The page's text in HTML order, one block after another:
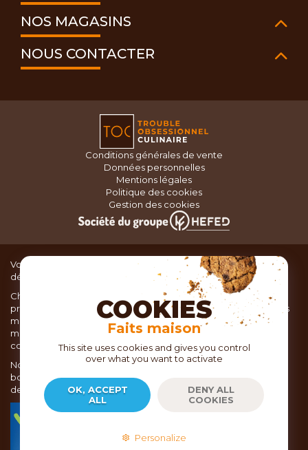
NOS MAGASINS
NOUS CONTACTER
Conditions générales de vente
Données personnelles
Mentions légales
Politique des cookies
Gestion des cookies
Vous recherchez du matériel de cuisine pour concocter de
délicieux plats ou des pâtisseries dignes d’un grand chef ?
Chez TOC, boutique d’ustensiles de cuisine, nous vous
proposons une large sélection de produits issus des meilleures
marques de matériel de cuisine: Ustensiles de pâtisserie,
matériel de cuisson, service de table, ustensiles de cuisine,
coutellerie, set picnic.
Nous vous réservons un accueil chaleureux au sein de nos 21
boutiques, mais vous trouverez également tout votre matériel
de cuisine en ligne sur notre site internet toc.fr
commerce et de la vente à distance depuis 2018.
COOKIES
Faits maison
This site uses cookies and gives you control
over what you want to activate
OK, ACCEPT
ALL
DENY ALL
COOKIES
Personalize